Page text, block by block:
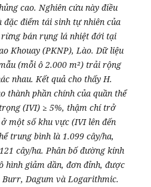
cao. Nghiên cứu này điều
điểm tái sinh tự nhiên của
bán rụng lá nhiệt đới tại
Khouay (PKNP), Lào. Dữ liệu
(mỗi ô 2.000 m²) trải rộng
nhau. Kết quả cho thấy H.
thành phần chính của quần thể
(IVI) ≥ 5%, thậm chí trở
một số khu vực (IVI lên đến
trung bình là 1.099 cây/ha,
cây/ha. Phân bố đường kính
hình giảm dần, đơn đỉnh, được
Dagum và Logarithmic.